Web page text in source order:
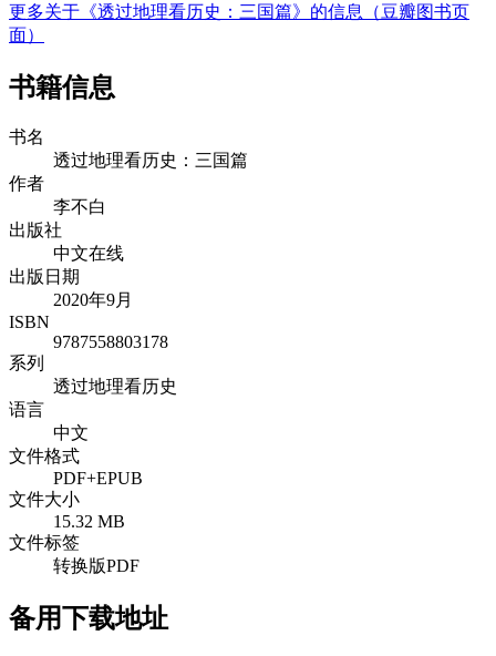
更多关于《透过地理看历史：三国篇》的信息（豆瓣图书页
面）
书籍信息
书名
透过地理看历史：三国篇
作者
李不白
出版社
中文在线
出版日期
2020年9月
ISBN
9787558803178
系列
透过地理看历史
语言
中文
文件格式
PDF+EPUB
文件大小
15.32 MB
文件标签
转换版PDF
备用下载地址